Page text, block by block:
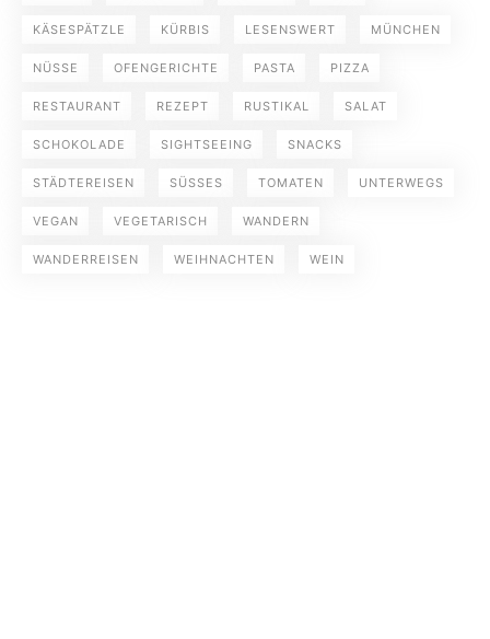
KÄSESPÄTZLE KÜRBIS LESENSWERT MÜNCHEN
NÜSSE OFENGERICHTE PASTA PIZZA
RESTAURANT REZEPT RUSTIKAL SALAT
SCHOKOLADE SIGHTSEEING SNACKS
STÄDTEREISEN SÜSSES TOMATEN UNTERWEGS
VEGAN VEGETARISCH WANDERN
WANDERREISEN WEIHNACHTEN WEIN